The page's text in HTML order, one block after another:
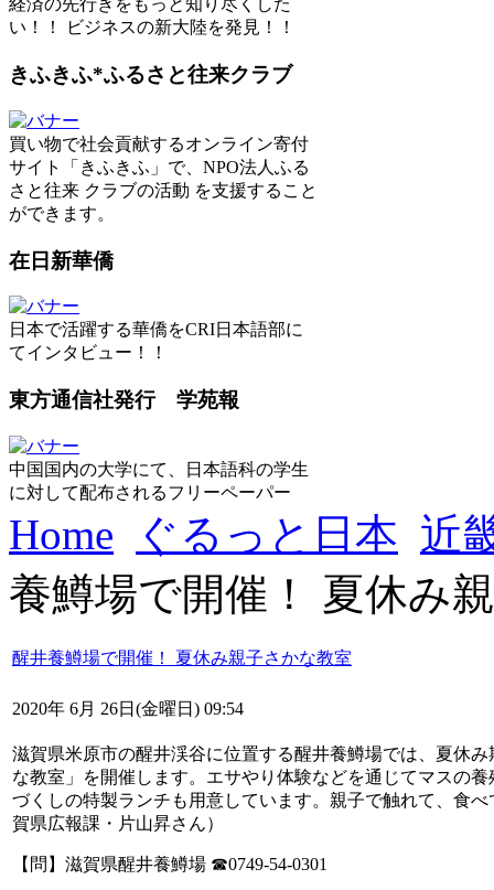
経済の先行きをもっと知り尽くした
い！！ ビジネスの新大陸を発見！！
きふきふ*ふるさと往来クラブ
買い物で社会貢献するオンライン寄付
サイト「きふきふ」で、NPO法人ふる
さと往来 クラブの活動 を支援すること
ができます。
在日新華僑
日本で活躍する華僑をCRI日本語部に
てインタビュー！！
東方通信社発行 学苑報
中国国内の大学にて、日本語科の学生
に対して配布されるフリーペーパー
Home ぐるっと日本 近
養鱒場で開催！ 夏休み
醒井養鱒場で開催！ 夏休み親子さかな教室
2020年 6月 26日(金曜日) 09:54
滋賀県米原市の醒井渓谷に位置する醒井養鱒場では、夏休
な教室」を開催します。エサやり体験などを通じてマスの
づくしの特製ランチも用意しています。親子で触れて、食
賀県広報課・片山昇さん）
【問】滋賀県醒井養鱒場 ☎0749-54-0301